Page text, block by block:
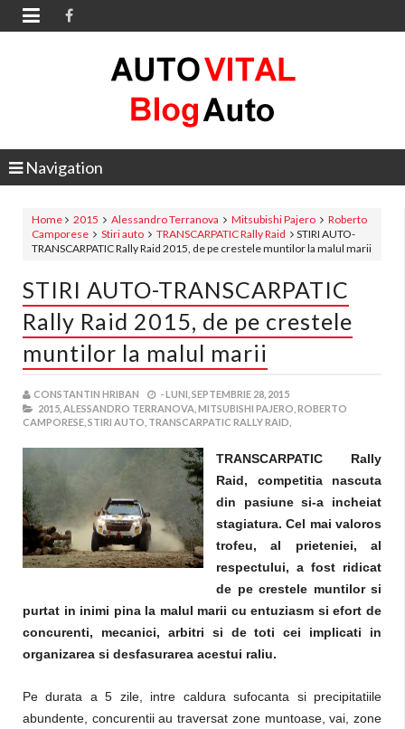

Navigation
Home 2015 Alessandro Terranova Mitsubishi Pajero
Roberto
Camporese
Stiri auto TRANSCARPATIC Rally Raid
STIRI AUTO-
TRANSCARPATIC Rally Raid 2015, de pe crestele muntilor la malul marii
STIRI AUTO-TRANSCARPATIC
Rally Raid 2015, de pe crestele
muntilor la malul marii
CONSTANTIN HRIBAN -LUNI, SEPTEMBRIE 28, 2015
2015, ALESSANDRO TERRANOVA, MITSUBISHI PAJERO, ROBERTO
CAMPORESE, STIRI AUTO, TRANSCARPATIC RALLY RAID,
TRANSCARPATIC Rally
Raid, competitia nascuta
din pasiune si-a incheiat
stagiatura. Cel mai valoros
trofeu, al prieteniei, al
respectului, a fost ridicat
de pe crestele muntilor si
purtat in inimi pina la malul marii cu entuziasm si efort de
concurenti, mecanici, arbitri si de toti cei implicati in
organizarea si desfasurarea acestui raliu.
Pe durata a 5 zile, intre caldura sufocanta si precipitatiile
abundente, concurentii au traversat zone muntoase, vai, zone